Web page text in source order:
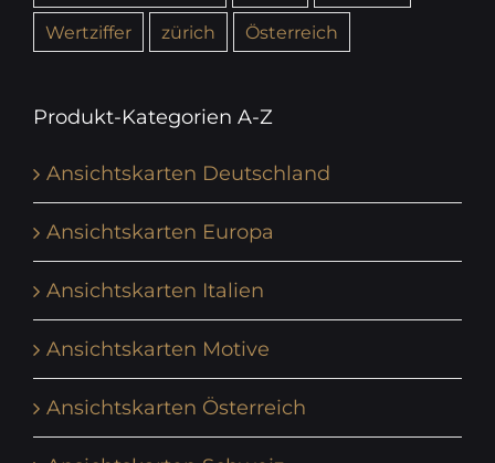
Wertziffer
zürich Österreich
Produkt-Kategorien A-Z
Ansichtskarten Deutschland
Ansichtskarten Europa
Ansichtskarten Italien
Ansichtskarten Motive
Ansichtskarten Österreich